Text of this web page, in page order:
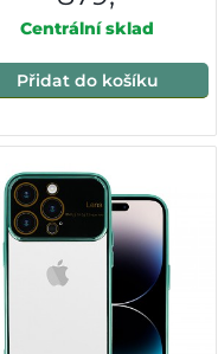
Centrální sklad
Přidat do košíku